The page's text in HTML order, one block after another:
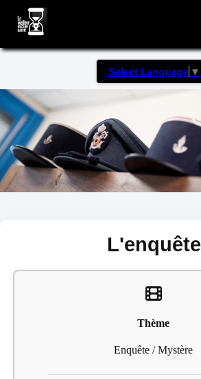
Select Language ▼
L'enquête
Thème
Enquête / Mystère